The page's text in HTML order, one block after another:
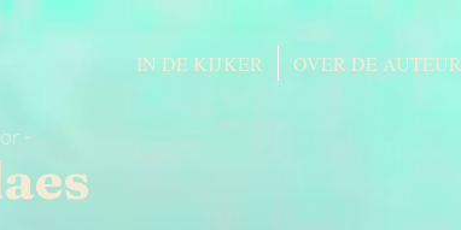
IN DE KIJKER OVER DE AUTEUR
-